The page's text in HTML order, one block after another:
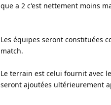
que a 2 c'est nettement moins
Les équipes seront constituées
match.
Le terrain est celui fournit avec
seront ajoutées ultérieurement